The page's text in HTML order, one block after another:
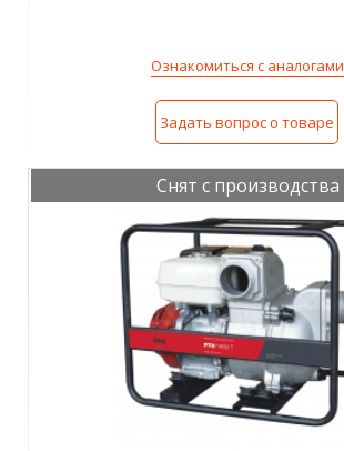
Ознакомиться с аналогами
Задать вопрос о товаре
Снят с производства